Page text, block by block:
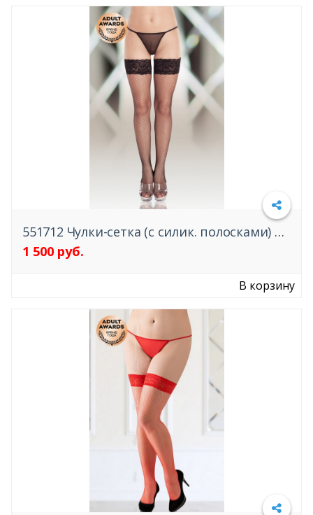
551712 Чулки-сетка (c силик. полосками) SoftLine Collection
1 500 руб.
В корзину